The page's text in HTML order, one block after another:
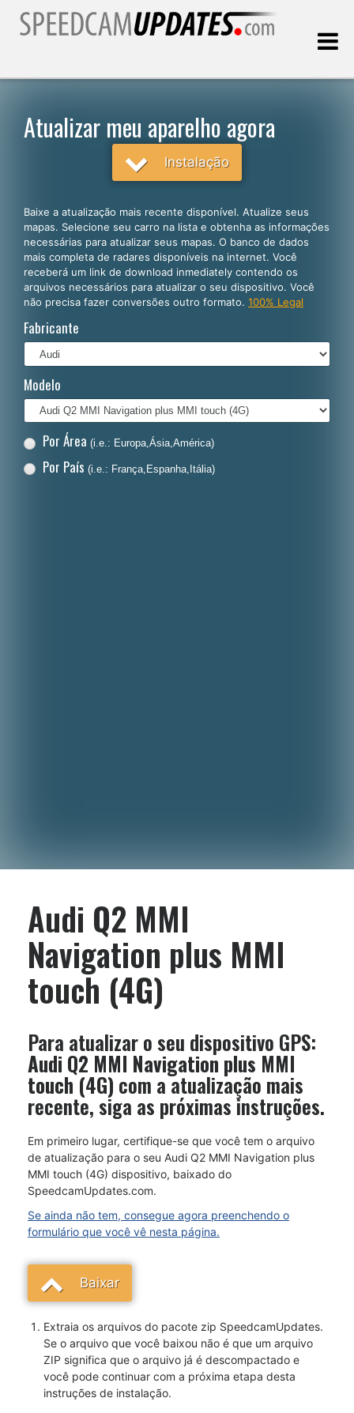
Português
English
Español
Français
Polski
Nederlands
Dansk
Atualizar meu aparelho agora
Instalação
Baixe a atualização mais recente disponível. Atualize seus
mapas. Selecione seu carro na lista e obtenha as informações
necessárias para atualizar seus mapas. O banco de dados
mais completa de radares disponíveis na internet. Você
receberá um link de download inmediately contendo os
arquivos necessários para atualizar o seu dispositivo. Você
não precisa fazer conversões outro formato. 100% Legal
Fabricante
Modelo
Por Área (i.e.: Europa,Ásia,América)
Por País (i.e.: França,Espanha,Itália)
Audi Q2 MMI
Navigation plus MMI
touch (4G)
Para atualizar o seu dispositivo GPS:
Audi Q2 MMI Navigation plus MMI
touch (4G) com a atualização mais
recente, siga as próximas instruções.
Em primeiro lugar, certifique-se que você tem o arquivo
de atualização para o seu Audi Q2 MMI Navigation plus
MMI touch (4G) dispositivo, baixado do
SpeedcamUpdates.com.
Se ainda não tem, consegue agora preenchendo o
formulário que você vê nesta página.
Baixar
Extraia os arquivos do pacote zip SpeedcamUpdates.
Se o arquivo que você baixou não é que um arquivo
ZIP significa que o arquivo já é descompactado e
você pode continuar com a próxima etapa desta
instruções de instalação.